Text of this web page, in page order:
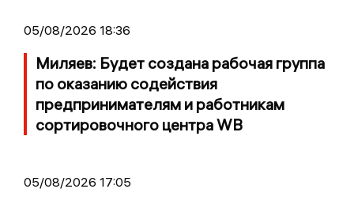
05/08/2026 18:36
Миляев: Будет создана рабочая группа
по оказанию содействия
предпринимателям и работникам
сортировочного центра WB
05/08/2026 17:05